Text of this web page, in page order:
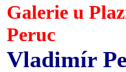
Galerie u
Peruc
Vladimír